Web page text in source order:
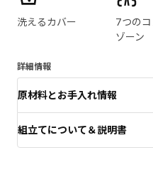
洗えるカバー
7つの
ゾーン
詳細情報
原材料とお手入れ情報
組立てについて＆説明書